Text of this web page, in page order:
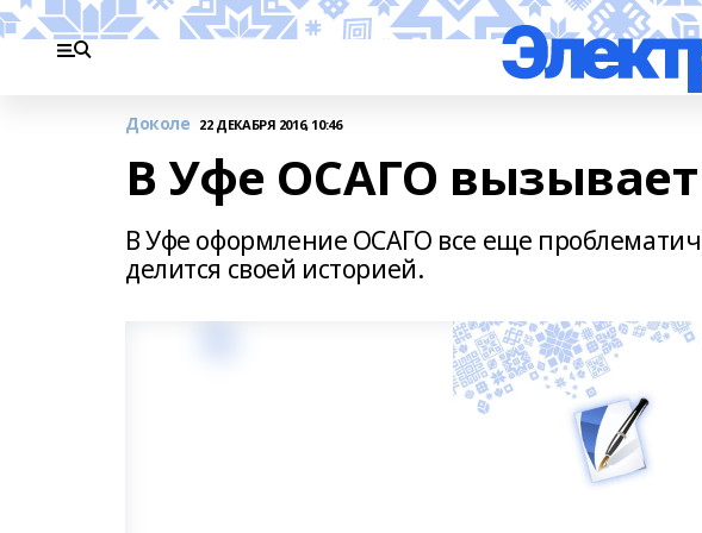
Доколе 22 ДЕКАБРЯ 2016, 10:46
В Уфе ОСАГО
В Уфе оформление ОСАГО все еще
делится своей историей.